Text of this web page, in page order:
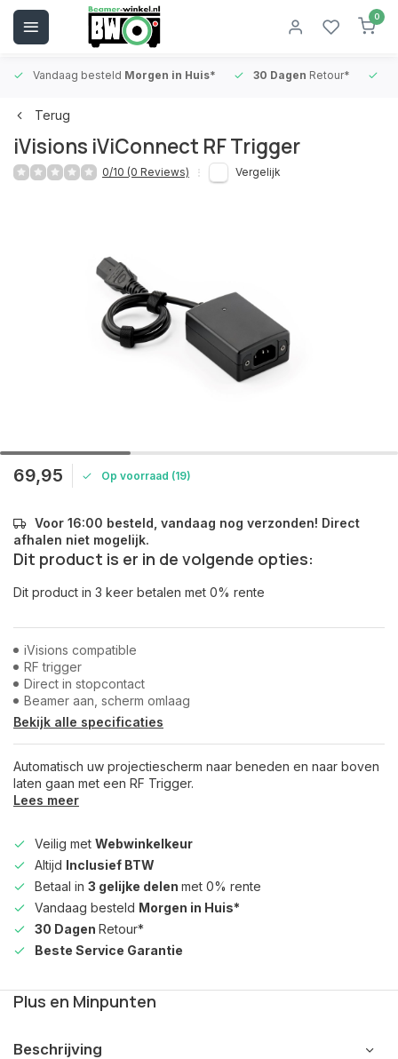
0
Vandaag besteld Morgen in Huis* 30 Dagen Retour*
Terug
iVisions iViConnect RF Trigger
0/10 (0 Reviews) Vergelijk
69,95 Op voorraad (19)
Voor 16:00 besteld, vandaag nog verzonden! Direct
afhalen niet mogelijk.
Dit product is er in de volgende opties:
Dit product in 3 keer betalen met 0% rente
iVisions compatible
RF trigger
Direct in stopcontact
Beamer aan, scherm omlaag
Bekijk alle specificaties
Automatisch uw projectiescherm naar beneden en naar boven
laten gaan met een RF Trigger.
Lees meer
Veilig met Webwinkelkeur
Altijd Inclusief BTW
Betaal in 3 gelijke delen met 0% rente
Vandaag besteld Morgen in Huis*
30 Dagen Retour*
Beste Service Garantie
Plus en Minpunten
Beschrijving